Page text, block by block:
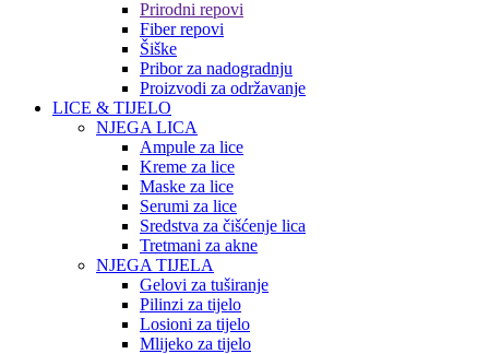
Prirodni repovi
Fiber repovi
Šiške
Pribor za nadogradnju
Proizvodi za održavanje
LICE & TIJELO
NJEGA LICA
Ampule za lice
Kreme za lice
Maske za lice
Serumi za lice
Sredstva za čišćenje lica
Tretmani za akne
NJEGA TIJELA
Gelovi za tuširanje
Pilinzi za tijelo
Losioni za tijelo
Mlijeko za tijelo